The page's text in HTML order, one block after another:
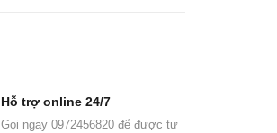
Hỗ trợ online 24/7
Gọi ngay 0972456820 để được tư